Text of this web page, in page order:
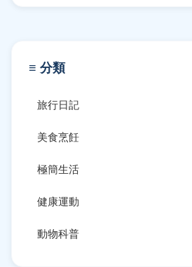
≡ 分類
旅行日記
美食烹飪
極簡生活
健康運動
動物科普